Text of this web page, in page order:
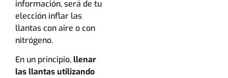
información, será de tu
elección inflar las
llantas con aire o con
nitrógeno.
En un principio, llenar
las llantas utilizando